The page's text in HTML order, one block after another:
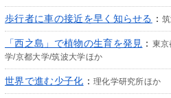
歩行者に車の接近を早く知らせる ：
「西之島」で植物の生育を発見 ： 東京
学/京都大学/筑波大学ほか
世界で進む少子化 ： 理化学研究所ほか